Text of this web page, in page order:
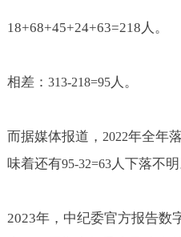
18+68+45+24+63=218 人。
相差： 313-218=95人。
而据媒体报道， 2022年全年
味着还有95-32=63人下落不明
2023年，中纪委官方报告数